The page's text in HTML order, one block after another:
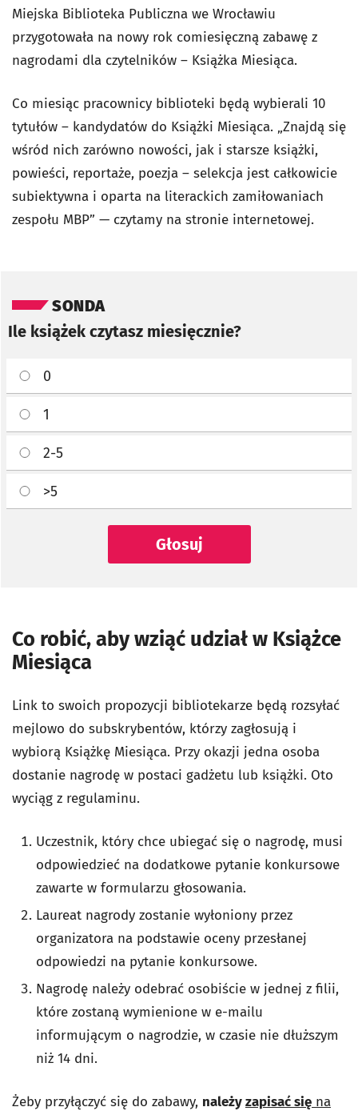
Miejska Biblioteka Publiczna we Wrocławiu
przygotowała na nowy rok comiesięczną zabawę z
nagrodami dla czytelników – Książka Miesiąca.
Co miesiąc pracownicy biblioteki będą wybierali 10
tytułów – kandydatów do Książki Miesiąca. „Znajdą się
wśród nich zarówno nowości, jak i starsze książki,
powieści, reportaże, poezja – selekcja jest całkowicie
subiektywna i oparta na literackich zamiłowaniach
zespołu MBP” — czytamy na stronie internetowej.
SONDA
Ile książek czytasz miesięcznie?
0
1
2-5
>5
Głosuj
Co robić, aby wziąć udział w Książce
Miesiąca
Link to swoich propozycji bibliotekarze będą rozsyłać
mejlowo do subskrybentów, którzy zagłosują i
wybiorą Książkę Miesiąca. Przy okazji jedna osoba
dostanie nagrodę w postaci gadżetu lub książki. Oto
wyciąg z regulaminu.
Uczestnik, który chce ubiegać się o nagrodę, musi
odpowiedzieć na dodatkowe pytanie konkursowe
zawarte w formularzu głosowania.
Laureat nagrody zostanie wyłoniony przez
organizatora na podstawie oceny przesłanej
odpowiedzi na pytanie konkursowe.
Nagrodę należy odebrać osobiście w jednej z filii,
które zostaną wymienione w e-mailu
informującym o nagrodzie, w czasie nie dłuższym
niż 14 dni.
Żeby przyłączyć się do zabawy, należyzapisać się na